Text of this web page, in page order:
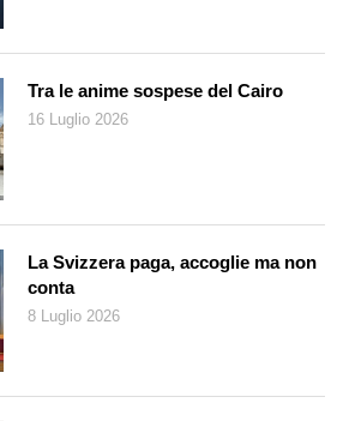
ma non solo, si fa generale riferimento
della forza – «un’organizzazione di
qui si sottolinea ancora, come ben
che alla voce Antifa non corrisponde
decisioni tali sono paragonabili alla
categorie quali i «figli dei fiori»),
che azioni del genere hanno e
della società tutta.
Tra le anime sospese del Cairo
16 Luglio 2026
La Svizzera paga, accoglie ma non
conta
8 Luglio 2026